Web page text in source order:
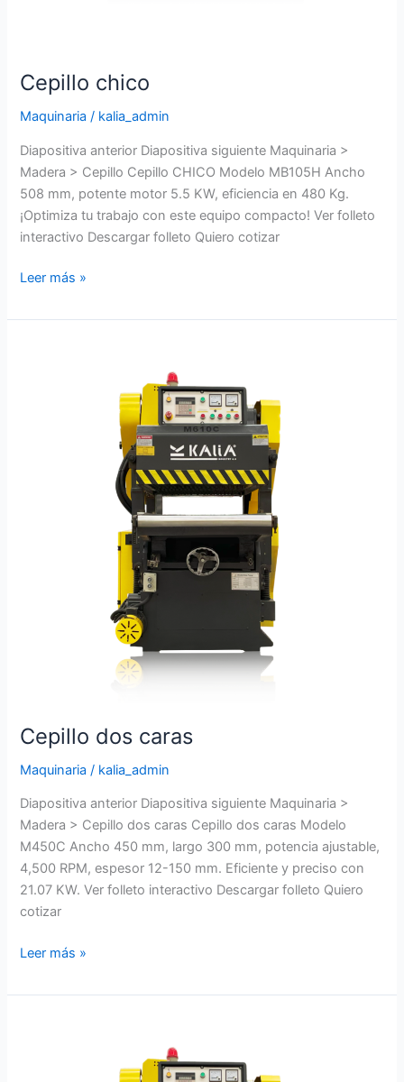
Cepillo chico
Maquinaria / kalia_admin
Diapositiva anterior Diapositiva siguiente Maquinaria >
Madera > Cepillo Cepillo CHICO Modelo MB105H Ancho
508 mm, potente motor 5.5 KW, eficiencia en 480 Kg.
¡Optimiza tu trabajo con este equipo compacto! Ver folleto
interactivo Descargar folleto Quiero cotizar
Leer más »
Cepillo dos caras
Maquinaria / kalia_admin
Diapositiva anterior Diapositiva siguiente Maquinaria >
Madera > Cepillo dos caras Cepillo dos caras Modelo
M450C Ancho 450 mm, largo 300 mm, potencia ajustable,
4,500 RPM, espesor 12-150 mm. Eficiente y preciso con
21.07 KW. Ver folleto interactivo Descargar folleto Quiero
cotizar
Leer más »